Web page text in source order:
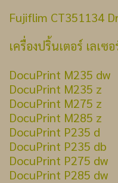
Fujiflim CT351134
เครื่องปริ้นเตอร์ เลเซ
DocuPrint M235 dw
DocuPrint M235 z
DocuPrint M275 z
DocuPrint M285 z
DocuPrint P235 d
DocuPrint P235 db
DocuPrint P275 dw
DocuPrint P285 dw